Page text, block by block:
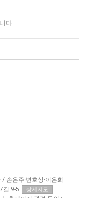
다.
손은주·변호상·이은희
길 9-5 상세지도